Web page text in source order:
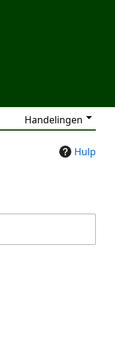
Handelingen
Hulp